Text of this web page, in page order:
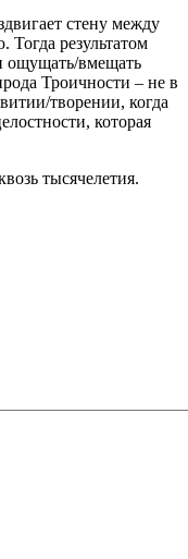
стену между
результатом
ощущать/вмещать
Троичности – не в
творении, когда
которая
тысячелетия.